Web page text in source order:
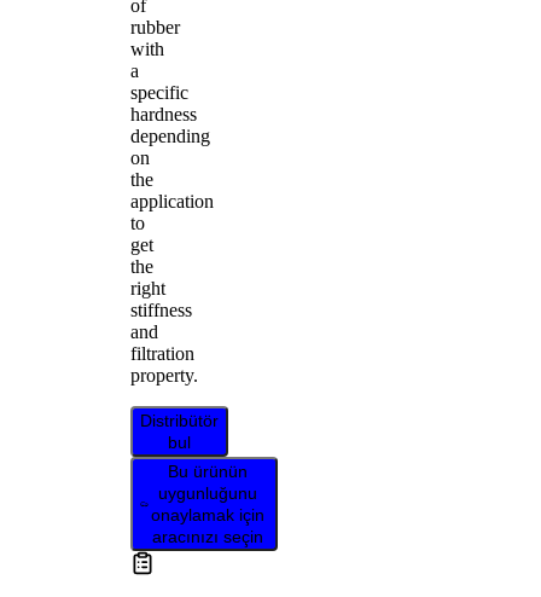
of
rubber
with
a
specific
hardness
depending
on
the
application
to
get
the
right
stiffness
and
filtration
property.
Distribütör
bul
Bu ürünün
uygunluğunu
onaylamak için
aracınızı seçin